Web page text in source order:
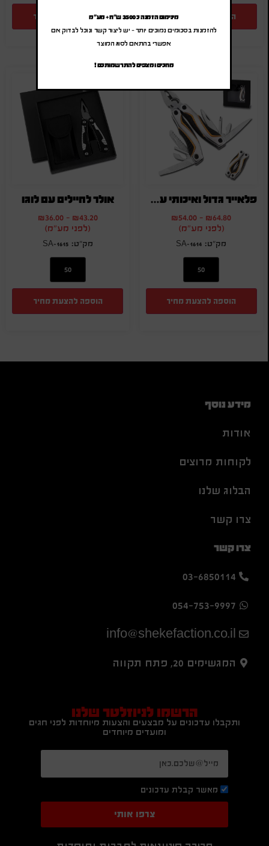
הוספה להצעת מחיר הוספה להצעת מחיר
פלאייר גדול ואיכותי עם לוגו
₪64.80
-
₪54.00
(לפני מע"מ)
SA-1614
הוספה להצעת מחיר
אולר לחיילים עם לוגו
₪43.20
-
₪36.00
(לפני מע"מ)
SA-1615
הוספה להצעת מחיר
מידע נוסף
אודות
לקוחות מרוצים
הבלוג שלנו
צרו קשר
צרו קשר
03-6850114
054-753-9997
info@shekefaction.co.il
המגשימים 20, פתח תקווה
הרשמו לניוזלטר שלנו
ותקבלו עדכונים על מבצעים והצעות מיוחדות לפני חגים
ומועדים מיוחדים
מאשר קבלת עדכונים
צרפו אותי
מינימום הזמנה כ 3500 ש"ח + מע"מ
להזמנות בסכומים נמוכים יותר – יש ליצור קשר ונוכל לבדוק אם
אפשרי בהתאם לסוג המוצר
מחכים ומצפים להתרשמותכם !